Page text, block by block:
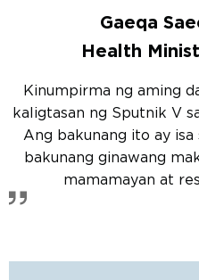
Gaeqa
Health
Kinumpirma ng aming
kaligtasan ng Sputnik V
Ang bakunang ito ay isa
bakunang ginawang
mamamayan at